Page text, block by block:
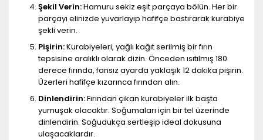
Şekil Verin:Hamuru sekiz eşit parçaya bölün. Her bir
parçayı elinizde yuvarlayıp hafifçe bastırarak kurabiye
şekli verin.
Pişirin:Kurabiyeleri, yağlı kağıt serilmiş bir fırın
tepsisine aralıklı olarak dizin. Önceden ısıtılmış 180
derece fırında, fansız ayarda yaklaşık 12 dakika pişirin.
Üzerleri hafifçe kızarınca fırından alın.
Dinlendirin:Fırından çıkan kurabiyeler ilk başta
yumuşak olacaktır. Soğumaları için bir tel üzerinde
dinlendirin. Soğudukça sertleşip ideal dokusuna
ulaşacaklardır.